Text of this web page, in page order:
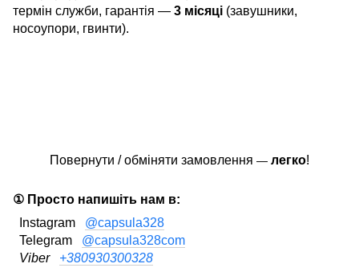
термін служби, гарантія — 3 місяці (завушники,
носоупори, гвинти).
Повернути / обміняти замовлення — легко!
① Просто напишіть нам в:
Instagram @capsula328
Telegram @capsula328com
Viber +380930300328